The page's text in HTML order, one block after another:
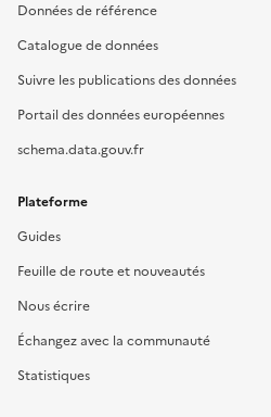
Données de référence
Catalogue de données
Suivre les publications des données
Portail des données européennes
schema.data.gouv.fr
Plateforme
Guides
Feuille de route et nouveautés
Nous écrire
Échangez avec la communauté
Statistiques